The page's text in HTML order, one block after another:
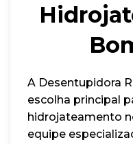
A Desentupidora
escolha principal
hidrojateamento
equipe